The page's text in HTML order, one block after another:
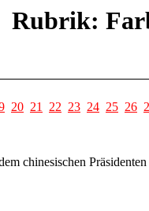
Rubrik:
20 21 22 23 24 25 26
chinesischen